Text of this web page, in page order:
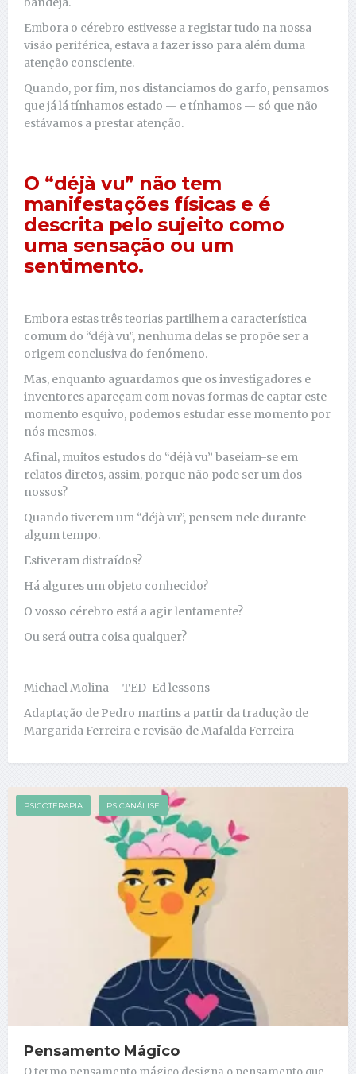
Embora o cérebro estivesse a registar tudo na nossa
visão periférica, estava a fazer isso para além duma
atenção consciente.
Quando, por fim, nos distanciamos do garfo, pensamos
que já lá tínhamos estado — e tínhamos — só que não
estávamos a prestar atenção.
O “déjà vu” não tem
manifestações físicas e é
descrita pelo sujeito como
uma sensação ou um
sentimento.
Embora estas três teorias partilhem a característica
comum do “déjà vu”, nenhuma delas se propõe ser a
origem conclusiva do fenómeno.
Mas, enquanto aguardamos que os investigadores e
inventores apareçam com novas formas de captar este
momento esquivo, podemos estudar esse momento por
nós mesmos.
Afinal, muitos estudos do “déjà vu” baseiam-se em
relatos diretos, assim, porque não pode ser um dos
nossos?
Quando tiverem um “déjà vu”, pensem nele durante
algum tempo.
Estiveram distraídos?
Há algures um objeto conhecido?
O vosso cérebro está a agir lentamente?
Ou será outra coisa qualquer?
Michael Molina – TED-Ed lessons
Adaptação de Pedro martins a partir da tradução de
Margarida Ferreira e revisão de Mafalda Ferreira
PSICOTERAPIA PSICANÁLISE
Pensamento Mágico